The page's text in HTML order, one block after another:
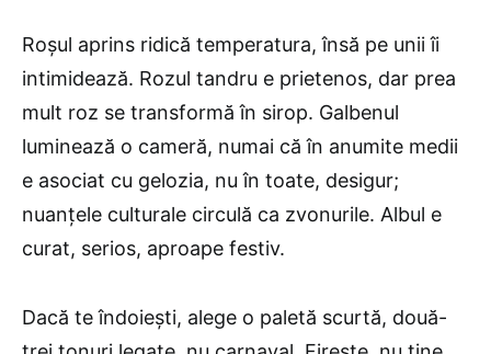
Roșul aprins ridică temperatura, însă pe unii îi
intimidează. Rozul tandru e prietenos, dar prea
mult roz se transformă în sirop. Galbenul
luminează o cameră, numai că în anumite medii
e asociat cu gelozia, nu în toate, desigur;
nuanțele culturale circulă ca zvonurile. Albul e
curat, serios, aproape festiv.
Dacă te îndoiești, alege o paletă scurtă, două-